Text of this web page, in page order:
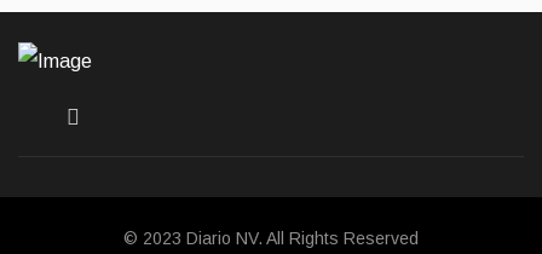
© 2023 Diario NV. All Rights Reserved